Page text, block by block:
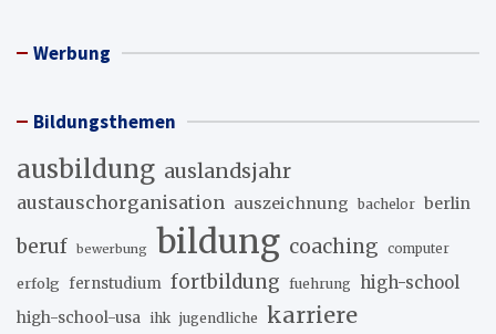
Werbung
Bildungsthemen
ausbildung auslandsjahr
austauschorganisation auszeichnung bachelor berlin
beruf bewerbung bildung coaching computer
erfolg fernstudium fortbildung fuehrung high-school
high-school-usa ihk jugendliche karriere